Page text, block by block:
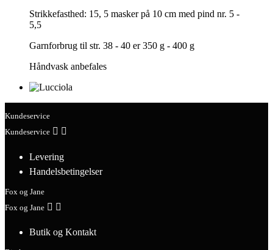
Strikkefasthed: 15, 5 masker på 10 cm med pind nr. 5 -
5,5
Garnforbrug til str. 38 - 40 er 350 g - 400 g
Håndvask anbefales
Kundeservice
Kundeservice  
Levering
Handelsbetingelser
Fox og Jane
Fox og Jane  
Butik og Kontakt